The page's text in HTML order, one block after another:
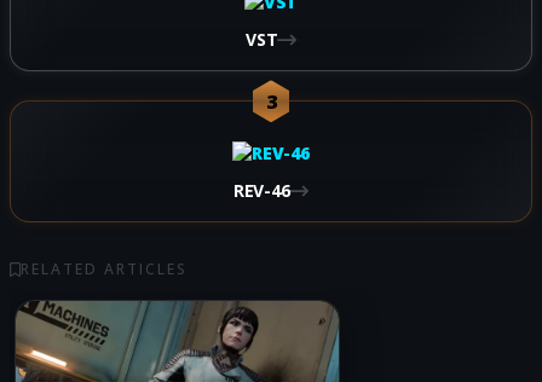
VST
3
REV-46
RELATED ARTICLES